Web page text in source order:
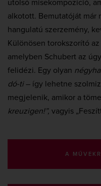
utolsó misekompozíció,
alkotott. Bemutatóját már
hangulatú szerzemény,
Különösen torokszorító
amelyben Schubert az
felidézi. Egy olyan
dó-ti– így lehetne
megjelenik, amikor a
kreuzigen!”, vagyis
A